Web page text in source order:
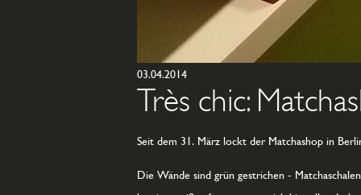
03.04.2014
Très chic:
Seit dem 31. März lockt der Matchashop in
Die Wände sind grün gestrichen -